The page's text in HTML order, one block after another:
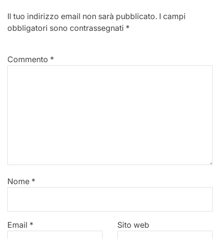
Il tuo indirizzo email non sarà pubblicato. I campi
obbligatori sono contrassegnati *
Commento *
Nome *
Email * Sito web